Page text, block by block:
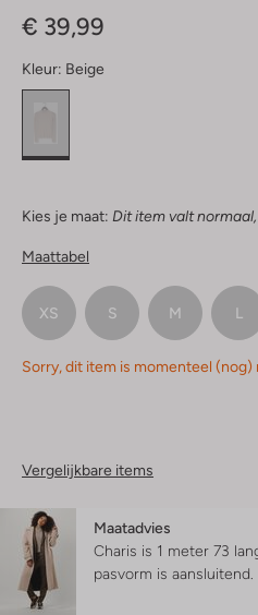
€ 39,99
Kleur: Beige
Kies je maat: Dit item valt
Maattabel
XS S M L
Sorry, dit item is momenteel (nog)
Vergelijkbare items
Maatadvies
Charis is 1 meter 73
pasvorm is aansluitend